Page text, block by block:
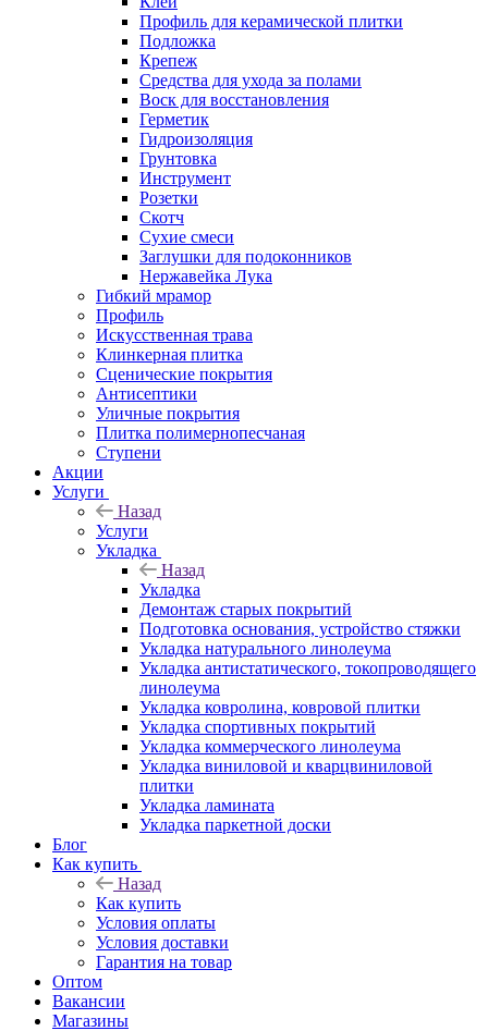
Профиль для керамической плитки
Подложка
Крепеж
Средства для ухода за полами
Воск для восстановления
Герметик
Гидроизоляция
Грунтовка
Инструмент
Розетки
Скотч
Сухие смеси
Заглушки для подоконников
Нержавейка Лука
Гибкий мрамор
Профиль
Искусственная трава
Клинкерная плитка
Сценические покрытия
Антисептики
Уличные покрытия
Плитка полимернопесчаная
Ступени
Акции
Услуги
Назад
Услуги
Укладка
Назад
Укладка
Демонтаж старых покрытий
Подготовка основания, устройство стяжки
Укладка натурального линолеума
Укладка антистатического, токопроводящего
линолеума
Укладка ковролина, ковровой плитки
Укладка спортивных покрытий
Укладка коммерческого линолеума
Укладка виниловой и кварцвиниловой
плитки
Укладка ламината
Укладка паркетной доски
Блог
Как купить
Назад
Как купить
Условия оплаты
Условия доставки
Гарантия на товар
Оптом
Вакансии
Магазины